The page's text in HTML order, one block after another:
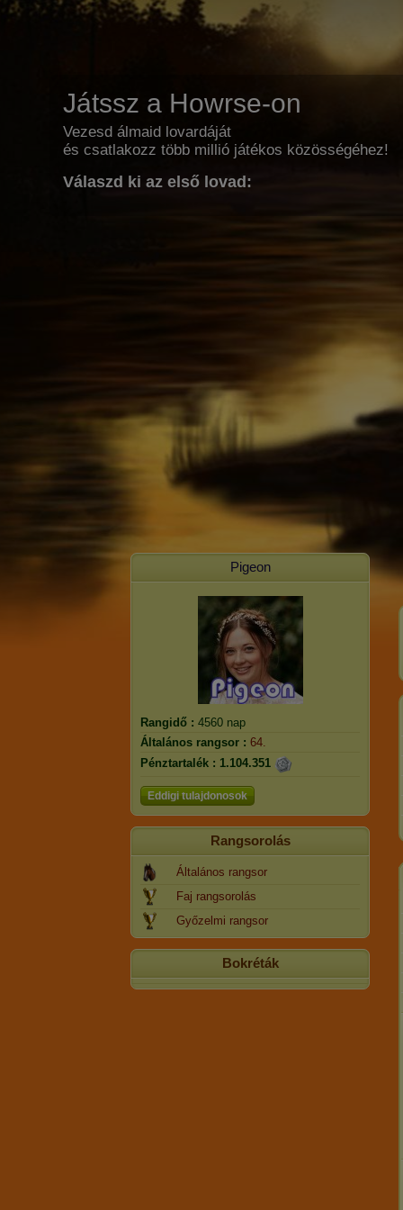
Játssz a Howrse-on
Vezesd álmaid lovardáját
és csatlakozz több millió játékos közösségéhez!
Válaszd ki az első lovad:
Pigeon
Rangidő : 4560 nap
Általános rangsor : 64.
Pénztartalék : 1.104.351
Eddigi tulajdonosok
Rangsorolás
Általános rangsor
Faj rangsorolás
Győzelmi rangsor
Bokréták